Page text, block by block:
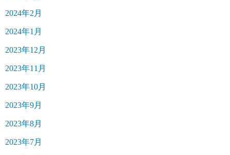
2024年2月
2024年1月
2023年12月
2023年11月
2023年10月
2023年9月
2023年8月
2023年7月